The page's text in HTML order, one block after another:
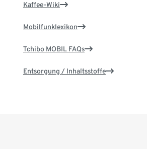
Kaffee-Wiki
Mobilfunklexikon
Tchibo MOBIL FAQs
Entsorgung / Inhaltsstoffe